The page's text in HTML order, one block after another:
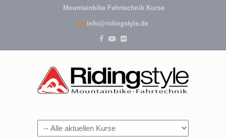
Mountainbike Fahrtechnik Kurse
info@ridingstyle.de
Navigation